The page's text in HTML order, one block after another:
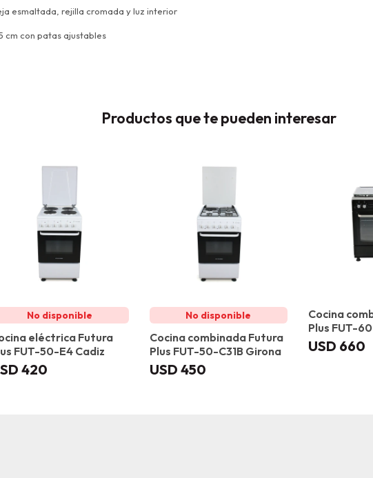
esmaltada, rejilla cromada y luz interior
cm con patas ajustables
Productos que te pueden interesar
eléctrica Futura
FUT-50-E4 Cadiz
420
Cocina combinada Futura
Plus FUT-50-C31B Girona
USD 450
Cocina
Plus FUT-
USD 660